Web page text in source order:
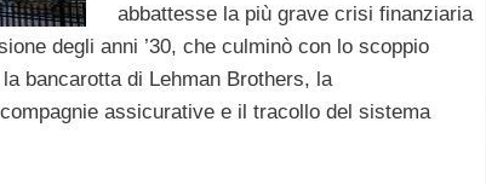
abbattesse la più grave crisi finanziaria
degli anni ’30, che culminò con lo scoppio
bancarotta di Lehman Brothers, la
assicurative e il tracollo del sistema